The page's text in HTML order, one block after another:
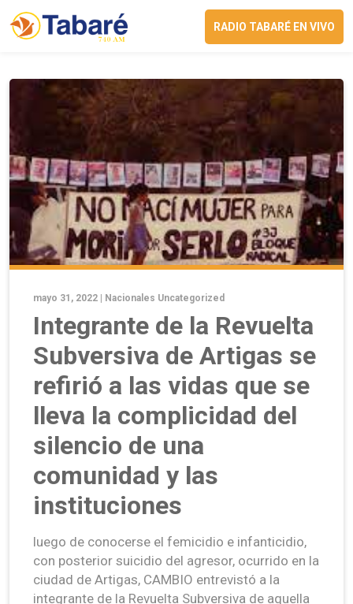
RADIO TABARÉ EN VIVO
mayo 31, 2022 | Nacionales Uncategorized
Integrante de la Revuelta
Subversiva de Artigas se
refirió a las vidas que se
lleva la complicidad del
silencio de una
comunidad y las
instituciones
luego de conocerse el femicidio e infanticidio,
con posterior suicidio del agresor, ocurrido en la
ciudad de Artigas, CAMBIO entrevistó a la
integrante de la Revuelta Subversiva de aquella